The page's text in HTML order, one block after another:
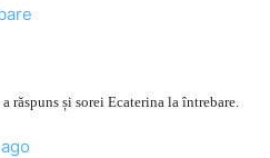
răspuns și sorei Ecaterina la întrebare.